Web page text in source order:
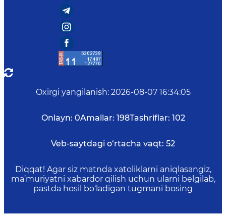
Oxirgi yangilanish: 2026-08-07 16:34:05
Onlayn: 0Amallar: 198Tashriflar: 102
Veb-saytdagi o‘rtacha vaqt: 52
Diqqat! Agar siz matnda xatoliklarni aniqlasangiz,
ma’muriyatni xabardor qilish uchun ularni belgilab,
pastda hosil bo‘ladigan tugmani bosing